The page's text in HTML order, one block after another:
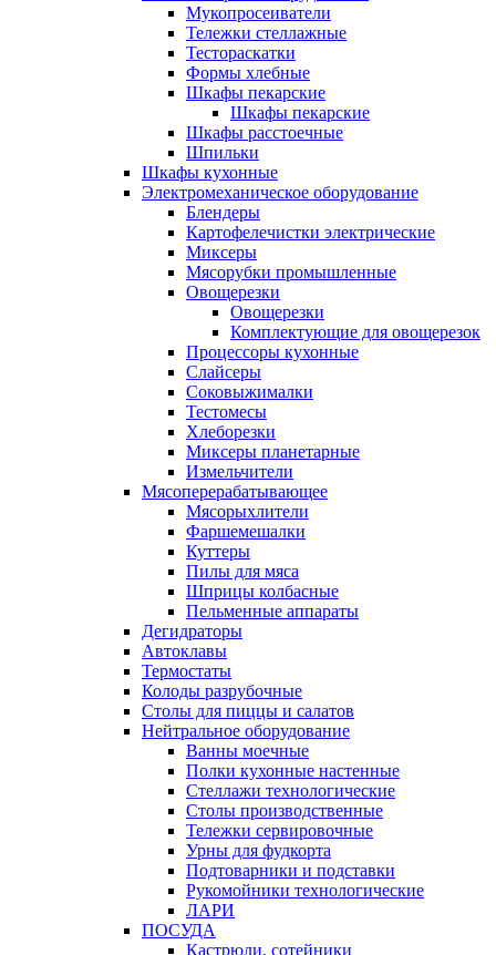
Мукопросеиватели
Тележки стеллажные
Тестораскатки
Формы хлебные
Шкафы пекарские
Шкафы пекарские
Шкафы расстоечные
Шпильки
Шкафы кухонные
Электромеханическое оборудование
Блендеры
Картофелечистки электрические
Миксеры
Мясорубки промышленные
Овощерезки
Овощерезки
Комплектующие для овощерезок
Процессоры кухонные
Слайсеры
Соковыжималки
Тестомесы
Хлеборезки
Миксеры планетарные
Измельчители
Мясоперерабатывающее
Мясорыхлители
Фаршемешалки
Куттеры
Пилы для мяса
Шприцы колбасные
Пельменные аппараты
Дегидраторы
Автоклавы
Термостаты
Колоды разрубочные
Столы для пиццы и салатов
Нейтральное оборудование
Ванны моечные
Полки кухонные настенные
Стеллажи технологические
Столы производственные
Тележки сервировочные
Урны для фудкорта
Подтоварники и подставки
Рукомойники технологические
ЛАРИ
ПОСУДА
Кастрюли, сотейники